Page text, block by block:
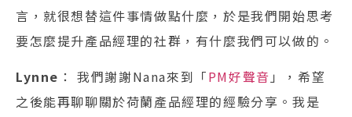
言，就很想替這件事情做點什麼，於是我們開始思考
要怎麼提升產品經理的社群，有什麼我們可以做的。
Lynne ： 我們謝謝Nana來到「PM好聲音 」，希望
之後能再聊聊關於荷蘭產品經理的經驗分享。我是